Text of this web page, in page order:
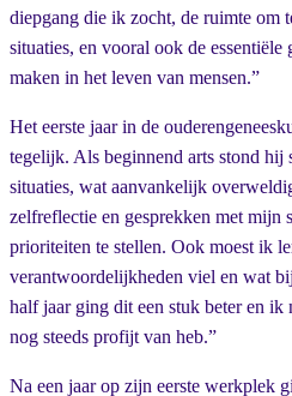
diepgang die ik zocht, de ruimte om
situaties, en vooral ook de essentiële
maken in het leven van mensen.”
Het eerste jaar in de
tegelijk. Als beginnend arts stond hij
situaties, wat aanvankelijk
zelfreflectie en gesprekken met mijn
prioriteiten te stellen. Ook moest ik
verantwoordelijkheden viel en wat
half jaar ging dit een stuk beter en
nog steeds profijt van heb.”
Na een jaar op zijn eerste werkplek